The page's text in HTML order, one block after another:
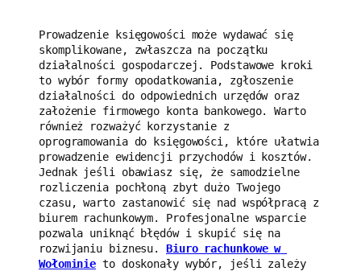
Prowadzenie księgowości może wydawać się
skomplikowane, zwłaszcza na początku
działalności gospodarczej. Podstawowe kroki
to wybór formy opodatkowania, zgłoszenie
działalności do odpowiednich urzędów oraz
założenie firmowego konta bankowego. Warto
również rozważyć korzystanie z
oprogramowania do księgowości, które ułatwia
prowadzenie ewidencji przychodów i kosztów.
Jednak jeśli obawiasz się, że samodzielne
rozliczenia pochłoną zbyt dużo Twojego
czasu, warto zastanowić się nad współpracą z
biurem rachunkowym. Profesjonalne wsparcie
pozwala uniknąć błędów i skupić się na
rozwijaniu biznesu. Biuro rachunkowe w
Wołominie to doskonały wybór, jeśli zależy